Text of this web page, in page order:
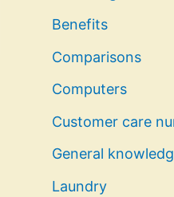
Benefits
Comparisons
Computers
Customer care
General
Laundry